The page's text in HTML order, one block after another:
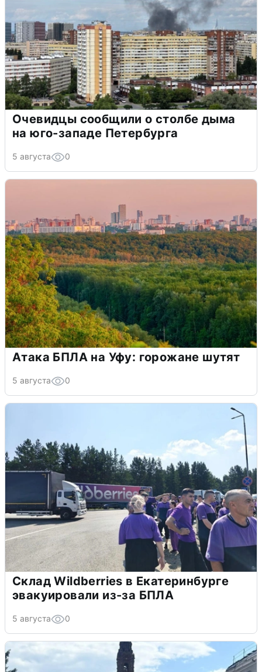
Очевидцы сообщили о столбе дыма
на юго-западе Петербурга
5 августа 0
Атака БПЛА на Уфу: горожане шутят
5 августа 0
Склад Wildberries в Екатеринбурге
эвакуировали из-за БПЛА
5 августа 0